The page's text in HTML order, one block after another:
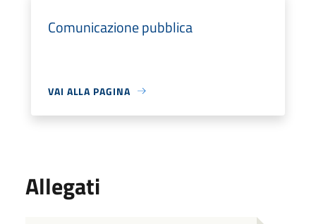
Comunicazione pubblica
VAI ALLA PAGINA
Allegati